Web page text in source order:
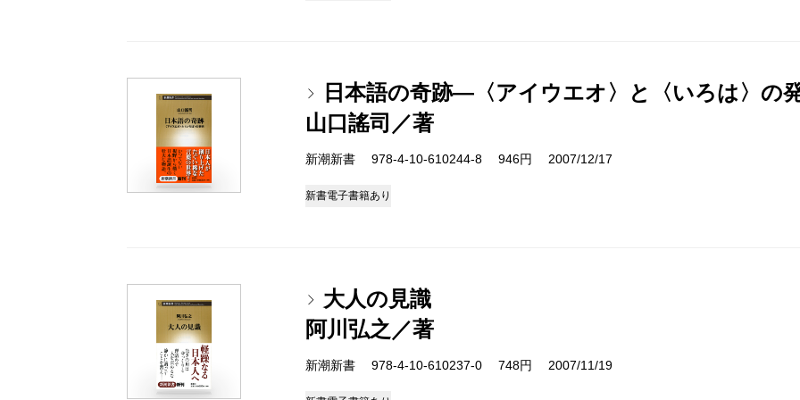
日本語の奇跡―〈アイウエオ〉と〈いろは〉の
山口謠司／著
新潮新書 978-4-10-610244-8 946円 2007/12/17
新書電子書籍あり
大人の見識
阿川弘之／著
新潮新書 978-4-10-610237-0 748円 2007/11/19